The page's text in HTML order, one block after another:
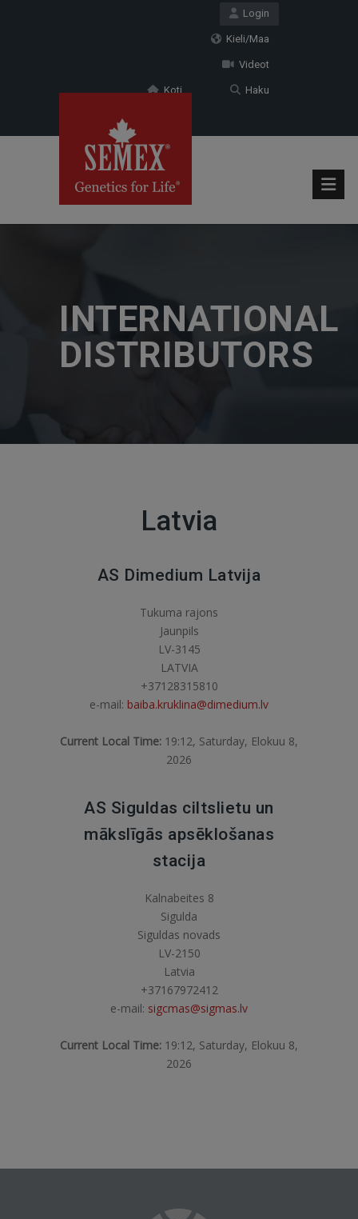
Login
Kieli/Maa
Videot
Haku
Koti
INTERNATIONAL
DISTRIBUTORS
Latvia
AS Dimedium Latvija
Tukuma rajons
Jaunpils
LV-3145
LATVIA
+37128315810
e-mail: baiba.kruklina@dimedium.lv
Current Local Time: 19:12, Saturday, Elokuu 8,
2026
AS Siguldas ciltslietu un
mākslīgās apsēklošanas
stacija
Kalnabeites 8
Sigulda
Siguldas novads
LV-2150
Latvia
+37167972412
e-mail: sigcmas@sigmas.lv
Current Local Time: 19:12, Saturday, Elokuu 8,
2026